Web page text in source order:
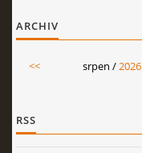
ARCHIV
<< srpen /2026
RSS